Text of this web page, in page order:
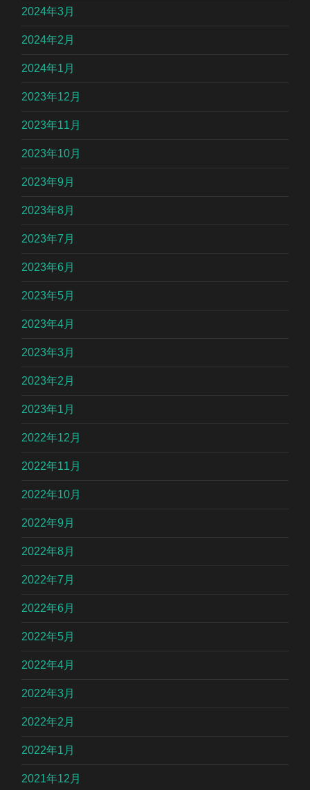
2024年3月
2024年2月
2024年1月
2023年12月
2023年11月
2023年10月
2023年9月
2023年8月
2023年7月
2023年6月
2023年5月
2023年4月
2023年3月
2023年2月
2023年1月
2022年12月
2022年11月
2022年10月
2022年9月
2022年8月
2022年7月
2022年6月
2022年5月
2022年4月
2022年3月
2022年2月
2022年1月
2021年12月